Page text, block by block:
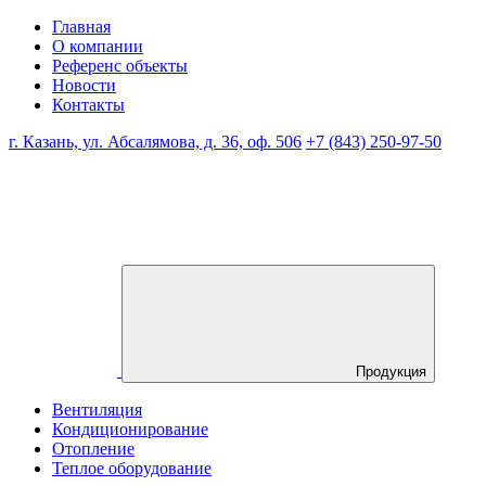
Главная
О компании
Референс объекты
Новости
Контакты
г. Казань, ул. Абсалямова, д. 36, оф. 506 +7 (843) 250-97-50
Продукция
Вентиляция
Кондиционирование
Отопление
Теплое оборудование